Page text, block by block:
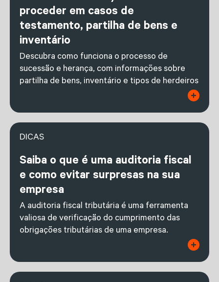
proceder em casos de
testamento, partilha de bens e
inventário
Descubra como funciona o processo de
sucessão e herança, com informações sobre
partilha de bens, inventário e tipos de herdeiros
DICAS
Saiba o que é uma auditoria fiscal
e como evitar surpresas na sua
empresa
A auditoria fiscal tributária é uma ferramenta
valiosa de verificação do cumprimento das
obrigações tributárias de uma empresa.